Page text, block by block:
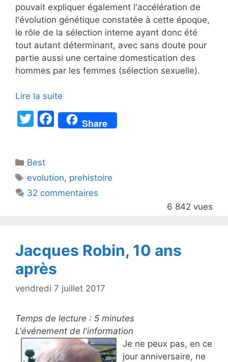
pouvait expliquer également l'accélération de
l'évolution génétique constatée à cette époque,
le rôle de la sélection interne ayant donc été
tout autant déterminant, avec sans doute pour
partie aussi une certaine domestication des
hommes par les femmes (sélection sexuelle).
Lire la suite
T
er
F
a
b
o
Share
Catégories
Best
Étiquettes
evolution, prehistoire
32 commentaires
6 842 vues
Jacques Robin, 10 ans
après
vendredi 7 juillet 2017
Temps de lecture : 5 minutes
L'événement de l'information
Je ne peux pas, en ce
jour anniversaire, ne